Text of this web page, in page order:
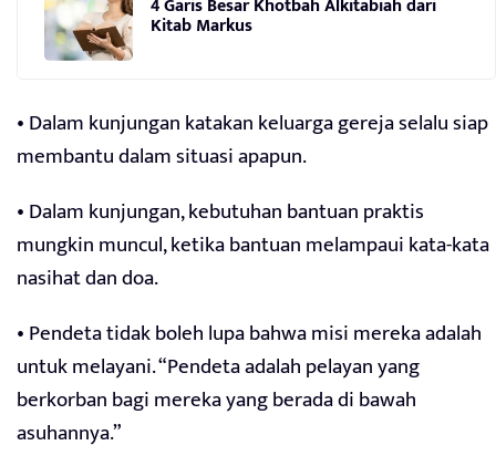
Kitab Markus
• Dalam kunjungan katakan keluarga gereja selalu siap
membantu dalam situasi apapun.
• Dalam kunjungan, kebutuhan bantuan praktis
mungkin muncul, ketika bantuan melampaui kata-kata
nasihat dan doa.
• Pendeta tidak boleh lupa bahwa misi mereka adalah
untuk melayani. “Pendeta adalah pelayan yang
berkorban bagi mereka yang berada di bawah
asuhannya.”